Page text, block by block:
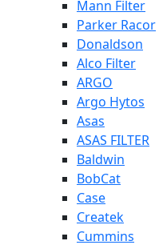
Mann Filter
Parker Racor
Donaldson
Alco Filter
ARGO
Argo Hytos
Asas
ASAS FILTER
Baldwin
BobCat
Case
Createk
Cummins